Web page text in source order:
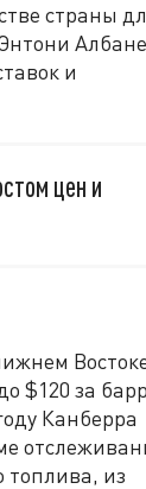
страны
и
цен и
$120 за
Канберра
топлива, из